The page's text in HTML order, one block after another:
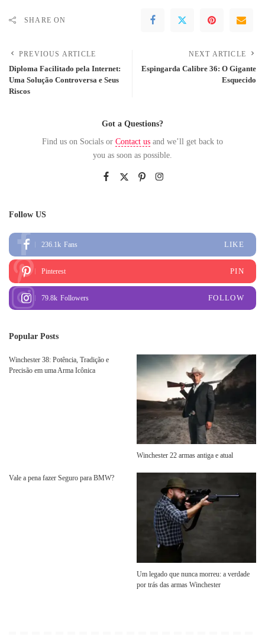
SHARE ON
PREVIOUS ARTICLE
Diploma Facilitado pela Internet:
Uma Solução Controversa e Seus
Riscos
NEXT ARTICLE
Espingarda Calibre 36: O Gigante
Esquecido
Got a Questions?
Find us on Socials or Contact us and we’ll get back to
you as soon as possible.
Follow US
236.1k Fans LIKE
Pinterest PIN
79.8k Followers FOLLOW
Popular Posts
Winchester 38: Potência, Tradição e
Precisão em uma Arma Icônica
Winchester 22 armas antiga e atual
Vale a pena fazer Seguro para BMW?
Um legado que nunca morreu: a verdade
por trás das armas Winchester